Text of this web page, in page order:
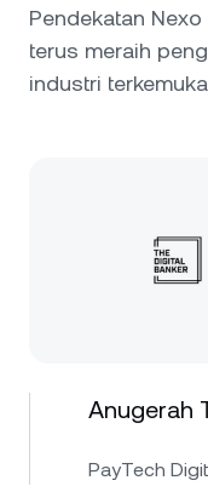
Pendekatan
terus meraih
industri
Anugerah
PayTech